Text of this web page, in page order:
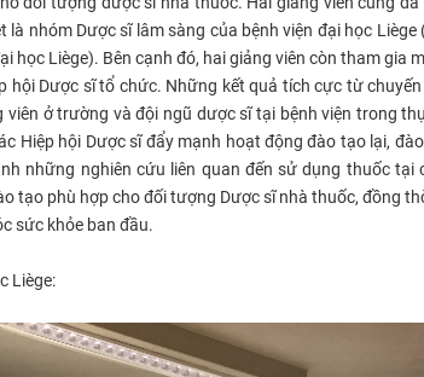
nhóm Dược sĩ lâm sàng của bệnh viện đại học
học Liège). Bên cạnh đó, hai giảng viên còn tham gia
hội Dược sĩ tổ chức. Những kết quả tích cực từ
ở trường và đội ngũ dược sĩ tại bệnh viện trong
Hiệp hội Dược sĩ đẩy mạnh hoạt động đào tạo lại,
những nghiên cứu liên quan đến sử dụng thuốc tại
tạo phù hợp cho đối tượng Dược sĩ nhà thuốc, đồng
sức khỏe ban đầu.
Liège:​